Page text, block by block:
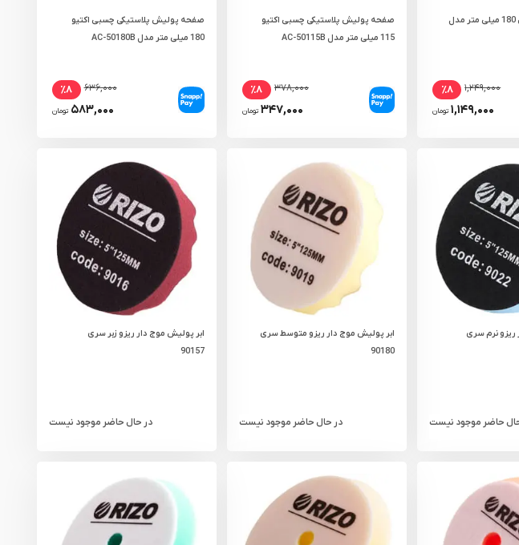
پد پولیش کنزاکس 180 میلی‌ متر مدل
۱,۲۴۹,۰۰۰ ٪۸
۱,۱۴۹,۰۰۰ تومان
صفحه پولیش پلاستیکی چسبی اکتیو
115 میلی‌ متر مدل AC-50115B
۳۷۸,۰۰۰ ٪۸
۳۴۷,۰۰۰ تومان
صفحه پولیش پلاستیکی چسبی اکتیو
180 میلی‌ متر مدل AC-50180B
۶۳۶,۰۰۰ ٪۸
۵۸۳,۰۰۰ تومان
ریزو نرم سری
حاضر موجود نیست
ابر پولیش موج دار ریزو متوسط سری
90180
در حال حاضر موجود نیست
ابر پولیش موج دار ریزو زبر سری
90157
در حال حاضر موجود نیست